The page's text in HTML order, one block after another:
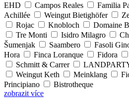
EHD
Campos Reales Familia
Achillée
Weingut Bietighöfer
Rojac
Knobloch Domaine
Tre Monti
Isidro Milagro
Šumenjak
Saambero Fasoli
Hora
Finca Loranque Fidora
Schmitt & Carrer
Weingut Keth
Meinklang
Principiano
Bistrotheque
zobrazit více